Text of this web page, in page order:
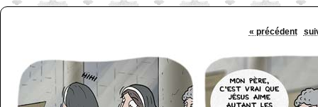
« précédent